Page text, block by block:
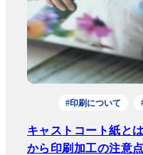
#印刷について
キャストコート紙と
から印刷加工の注意